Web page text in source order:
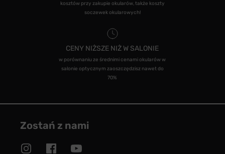
kosztów przy zakupie okularów, także koszty
soczewek okularowych!
CENY NIŻSZE NIŻ W SALONIE
w porównaniu ze średnimi cenami okularów w
salonie optycznym zaoszczędzisz nawet do
70%
Zostań z nami